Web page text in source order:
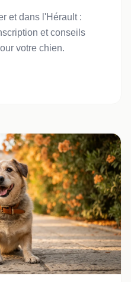
et dans l'Hérault :
et conseils
votre chien.